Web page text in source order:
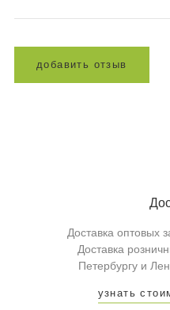
доба вит ь отз ыв
Доставка оптовых
Доставка
Петербургу и
узнать